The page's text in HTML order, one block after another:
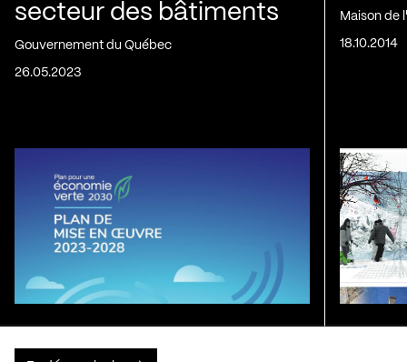
secteur des bâtiments
Gouvernement du Québec
26.05.2023
Maison de
18.10.2014